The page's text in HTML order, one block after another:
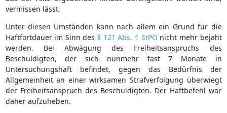
vermissen lässt.
Unter diesen Umständen kann nach allem ein Grund für die
Haftfortdauer im Sinn des § 121 Abs. 1 StPO nicht mehr bejaht
werden. Bei Abwägung des Freiheitsanspruchs des
Beschuldigten, der sich nunmehr fast 7 Monate in
Untersuchungshaft befindet, gegen das Bedürfnis der
Allgemeinheit an einer wirksamen Strafverfolgung überwiegt
der Freiheitsanspruch des Beschuldigten. Der Haftbefehl war
daher aufzuheben.